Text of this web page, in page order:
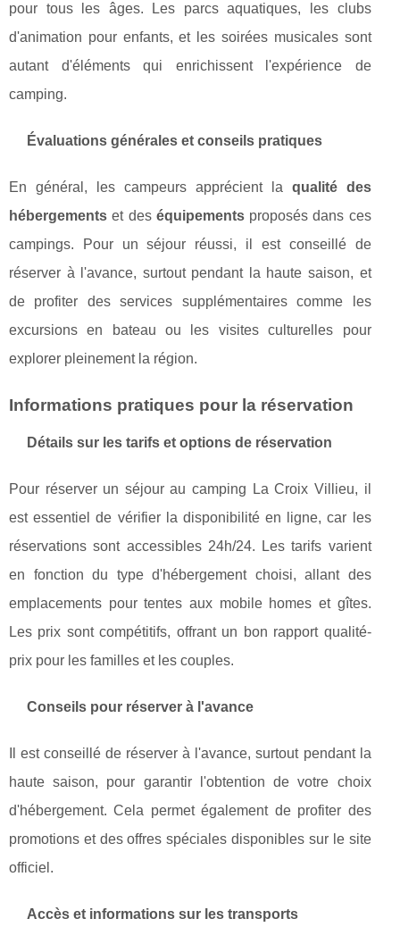
pour tous les âges. Les parcs aquatiques, les clubs
d'animation pour enfants, et les soirées musicales sont
autant d'éléments qui enrichissent l'expérience de
camping.
Évaluations générales et conseils pratiques
En général, les campeurs apprécient la qualité des
hébergements et des équipementsproposés dans ces
campings. Pour un séjour réussi, il est conseillé de
réserver à l'avance, surtout pendant la haute saison, et
de profiter des services supplémentaires comme les
excursions en bateau ou les visites culturelles pour
explorer pleinement la région.
Informations pratiques pour la réservation
Détails sur les tarifs et options de réservation
Pour réserver un séjour au camping La Croix Villieu, il
est essentiel de vérifier la disponibilité en ligne, car les
réservations sont accessibles 24h/24. Les tarifs varient
en fonction du type d'hébergement choisi, allant des
emplacements pour tentes aux mobile homes et gîtes.
Les prix sont compétitifs, offrant un bon rapport qualité-
prix pour les familles et les couples.
Conseils pour réserver à l'avance
Il est conseillé de réserver à l'avance, surtout pendant la
haute saison, pour garantir l'obtention de votre choix
d'hébergement. Cela permet également de profiter des
promotions et des offres spéciales disponibles sur le site
officiel.
Accès et informations sur les transports